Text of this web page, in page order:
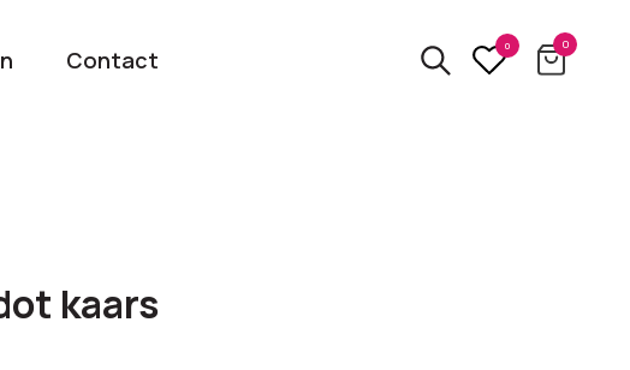
Contact 0 0
kaars